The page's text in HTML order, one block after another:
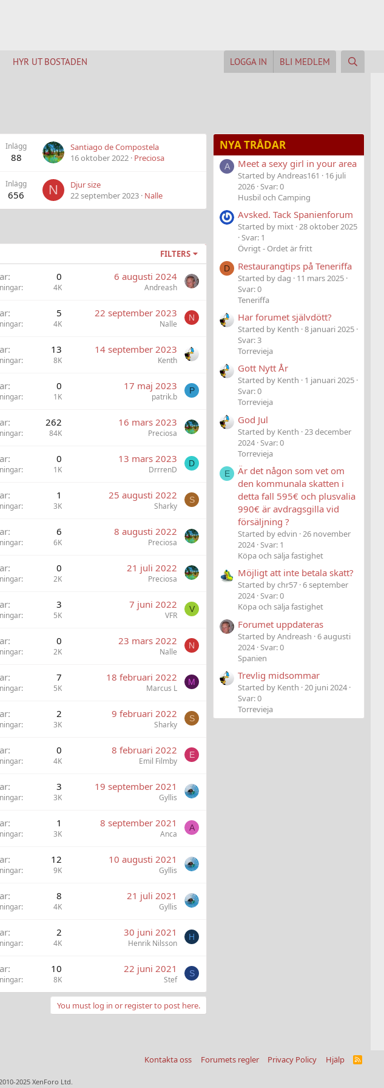
HYR UT BOSTADEN LOGGA IN BLI MEDLEM
Inlägg
88
Santiago de Compostela
16 oktober 2022 Preciosa
Inlägg
656 N
Djur size
22 september 2023 Nalle
FILTERS
0
4K
6 augusti 2024
Andreash
5
4K
22 september 2023
Nalle
N
13
8K
14 september 2023
Kenth
0
1K
17 maj 2023
patrik.b
P
262
84K
16 mars 2023
Preciosa
0
1K
13 mars 2023
DrrrenD
D
1
3K
25 augusti 2022
Sharky
S
6
6K
8 augusti 2022
Preciosa
0
2K
21 juli 2022
Preciosa
3
5K
7 juni 2022
VFR
V
0
2K
23 mars 2022
Nalle
N
7
5K
18 februari 2022
Marcus L
M
2
3K
9 februari 2022
Sharky
S
0
4K
8 februari 2022
Emil Filmby
E
3
3K
19 september 2021
Gyllis
1
3K
8 september 2021
Anca
A
12
9K
10 augusti 2021
Gyllis
8
4K
21 juli 2021
Gyllis
2
4K
30 juni 2021
Henrik Nilsson
H
10
8K
22 juni 2021
Stef
S
You must log in or register to post here.
NYA TRÅDAR
A Meet a sexy girl in your area
Started by Andreas161
16 juli
2026 Svar: 0
Husbil och Camping
Avsked. Tack Spanienforum
Started by mixt 28 oktober 2025
Svar: 1
Övrigt - Ordet är fritt
D Restaurangtips på Teneriffa
Started by dag
11 mars 2025
Svar: 0
Teneriffa
Har forumet självdött?
Started by Kenth 8 januari 2025
Svar: 3
Torrevieja
Gott Nytt År
Started by Kenth
1 januari 2025
Svar: 0
Torrevieja
God Jul
Started by Kenth 23 december
2024 Svar: 0
Torrevieja
E
Är det någon som vet om
den kommunala skatten i
detta fall 595€ och plusvalia
990€ är avdragsgilla vid
försäljning ?
Started by edvin 26 november
2024 Svar: 1
Köpa och sälja fastighet
Möjligt att inte betala skatt?
Started by chr57 6 september
2024 Svar: 0
Köpa och sälja fastighet
Forumet uppdateras
Started by Andreash 6 augusti
2024 Svar: 0
Spanien
Trevlig midsommar
Started by Kenth 20 juni 2024
Svar: 0
Torrevieja
Kontakta oss Forumets regler Privacy Policy Hjälp
R
2025 XenForo Ltd.